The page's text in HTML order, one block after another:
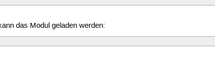
das Modul geladen werden: